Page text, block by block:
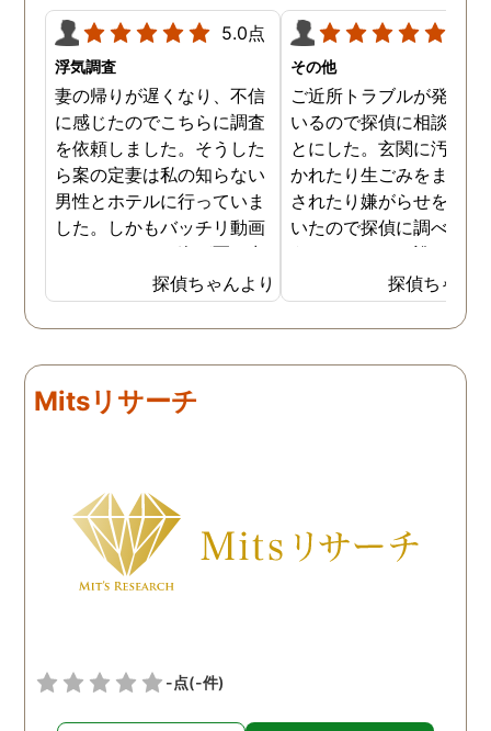
5.0点
浮気調査
妻の帰りが遅くなり、不信
に感じたのでこちらに調査
を依頼しました。そうした
ら案の定妻は私の知らない
男性とホテルに行っていま
した。しかもバッチリ動画
でキスしている姿が写し出
されていました。本当にシ
ョックでしたが、これでス
ッキリしました。裁判では
士と一緒に戦っていこうと
思います。探偵に支払った
れからもサポートしていき
ますから。」と言う探偵か
らの言葉には本当に励まさ
れました。これからも弁護
士同様にサポートをお願い
探偵ちゃんより
その他
ご近所トラブルが発生し
いるので探偵に相談する
とにした。玄関に汚物を
かれたり生ごみをまき散
されたり嫌がらせを受け
いたので探偵に調べても
うことにした。誰がやっ
いるのか何が原因なのか
べてもらうと隣の奥さん
った。痴呆症が進み被害
だ。普段は普通なのに夜
探偵ちゃん
Mitsリサーチ
-点(-件)